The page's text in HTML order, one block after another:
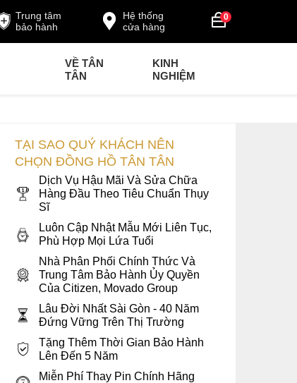
0
Hệ thống
cửa hàng
Trung tâm
bảo hành
VỀ TÂN
TÂN
KINH
NGHIỆM
TẠI SAO QUÝ KHÁCH NÊN
CHỌN ĐỒNG HỒ TÂN TÂN
Dịch Vụ Hậu Mãi Và Sửa Chữa
Hàng Đầu Theo Tiêu Chuẩn Thụy
Sĩ
Luôn Cập Nhật Mẫu Mới Liên Tục,
Phù Hợp Mọi Lứa Tuổi
Nhà Phân Phối Chính Thức Và
Trung Tâm Bảo Hành Ủy Quyền
Của Citizen, Movado Group
Lâu Đời Nhất Sài Gòn - 40 Năm
Đứng Vững Trên Thị Trường
Tặng Thêm Thời Gian Bảo Hành
Lên Đến 5 Năm
Miễn Phí Thay Pin Chính Hãng